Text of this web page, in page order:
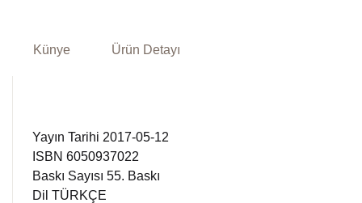
Künye Ürün Detayı
Yayın Tarihi 2017-05-12
ISBN 6050937022
Baskı Sayısı 55. Baskı
Dil TÜRKÇE